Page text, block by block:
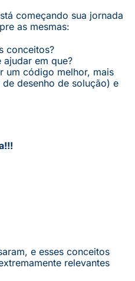
começando sua jornada
as mesmas:
conceitos?
ajudar em que?
um código melhor, mais
desenho de solução) e
e esses conceitos
relevantes